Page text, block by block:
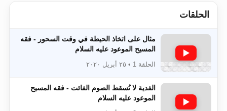
الحلقات
مثال على اتخاذ الحيطة في وقت السحور - فقه
المسيح الموعود عليه السلام
الحلقة 1 • ٢٥ أبريل ٢٠٢٠
الفدية لا تُسقط الصوم الفائت - فقه المسيح
الموعود عليه السلام